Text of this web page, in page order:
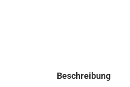
Beschreibung